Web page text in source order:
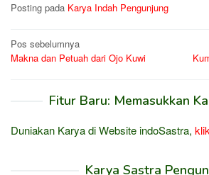
Posting pada Karya Indah Pengunjung
Navigasi
pos
Pos sebelumnya
Makna dan Petuah dari Ojo Kuwi
Fitur Baru: Memasukkan
Duniakan Karya di Website indoSastra,
Karya Sastra